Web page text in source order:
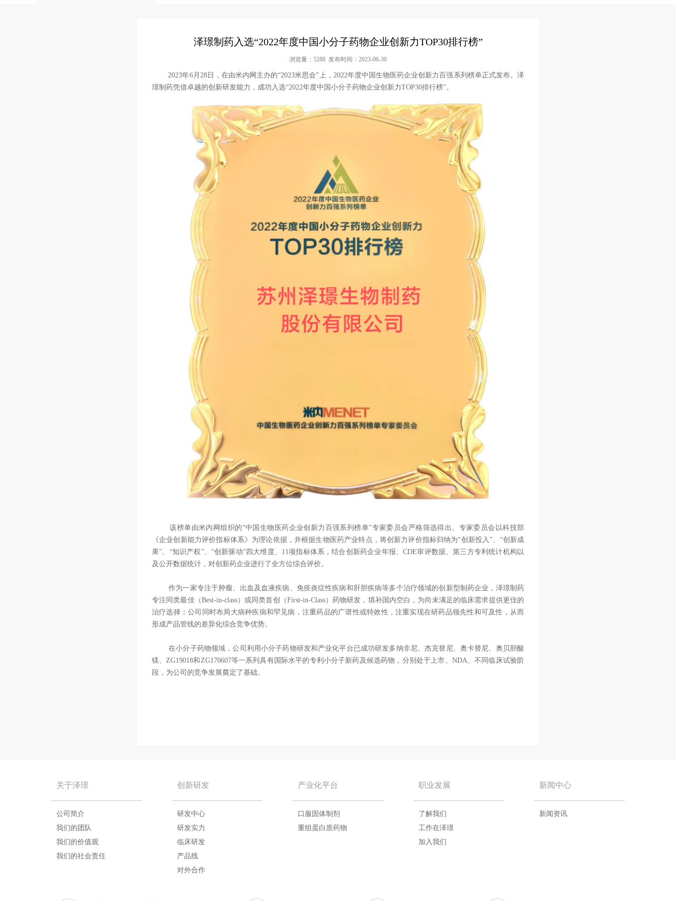
泽璟制药入选“2022年度中国小分子药物企业创新力TOP30排行榜”
浏览量：5288 发布时间：2023-06-30
2023年6月28日，在由米内网主办的“2023米思会”上，2022年度中国生物医药企业创新力百强系列榜单正式发布。泽
璟制药凭借卓越的创新研发能力，成功入选“2022年度中国小分子药物企业创新力TOP30排行榜”。
该榜单由米内网组织的“中国生物医药企业创新力百强系列榜单”专家委员会严格筛选得出。专家委员会以科技部
《企业创新能力评价指标体系》为理论依据，并根据生物医药产业特点，将创新力评价指标归纳为“创新投入”、“创新成
果”、“知识产权”、“创新驱动”四大维度、11项指标体系，结合创新药企业年报、CDE审评数据、第三方专利统计机构以
及公开数据统计，对创新药企业进行了全方位综合评价。
作为一家专注于肿瘤、出血及血液疾病、免疫炎症性疾病和肝胆疾病等多个治疗领域的创新型制药企业，泽璟制药
专注同类最佳（Best-in-class）或同类首创（First-in-Class）药物研发，填补国内空白，为尚未满足的临床需求提供更佳的
治疗选择；公司同时布局大病种疾病和罕见病，注重药品的广谱性或特效性，注重实现在研药品领先性和可及性，从而
形成产品管线的差异化综合竞争优势。
在小分子药物领域，公司利用小分子药物研发和产业化平台已成功研发多纳非尼、杰克替尼、奥卡替尼、奥贝胆酸
镁、ZG19018和ZG170607等一系列具有国际水平的专利小分子新药及候选药物，分别处于上市、NDA、不同临床试验阶
段，为公司的竞争发展奠定了基础。
关于泽璟
公司简介
我们的团队
我们的价值观
我们的社会责任
创新研发
研发中心
研发实力
临床研发
产品线
对外合作
产业化平台
口服固体制剂
重组蛋白质药物
职业发展
了解我们
工作在泽璟
加入我们
新闻中心
新闻资讯